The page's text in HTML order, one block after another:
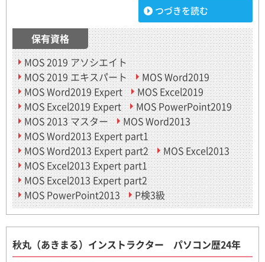
つづきを読む
保有資格
MOS 2019 アソシエイト
MOS 2019 エキスパート
MOS Word2019
MOS Word2019 Expert
MOS Excel2019
MOS Excel2019 Expert
MOS PowerPoint2019
MOS 2013 マスター
MOS Word2013
MOS Word2013 Expert part1
MOS Word2013 Expert part2
MOS Excel2013
MOS Excel2013 Expert part1
MOS Excel2013 Expert part2
MOS PowerPoint2013
P検3級
秋丸（あきまる）インストラクター パソコン歴24年